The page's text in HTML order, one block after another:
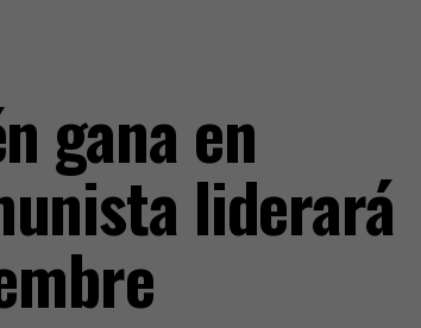
gana en
liderará